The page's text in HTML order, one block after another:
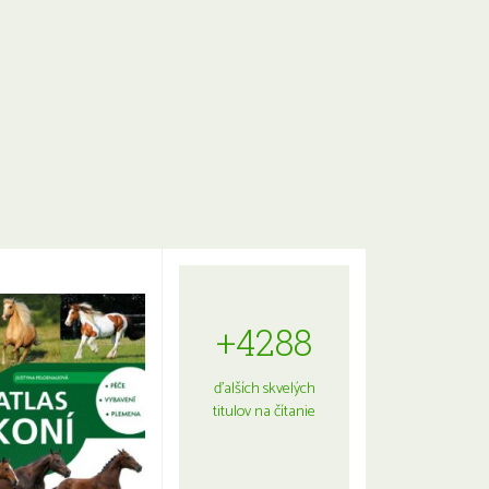
+4288
ďalších skvelých
titulov na čítanie